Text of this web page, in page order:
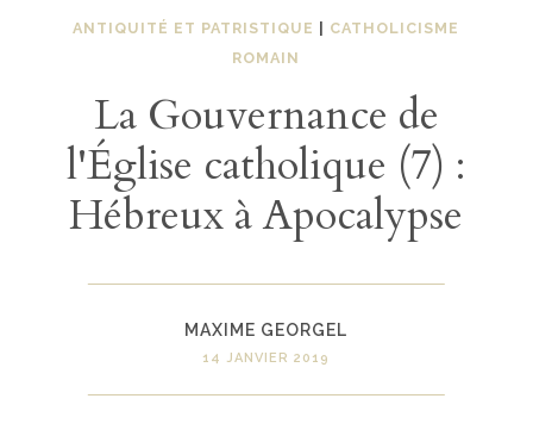
ANTIQUITÉ ET PATRISTIQUE | CATHOLICISME
ROMAIN
La Gouvernance de
l'Église catholique (7) :
Hébreux à Apocalypse
MAXIME GEORGEL
14 JANVIER 2019